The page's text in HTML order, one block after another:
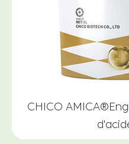
CHICO